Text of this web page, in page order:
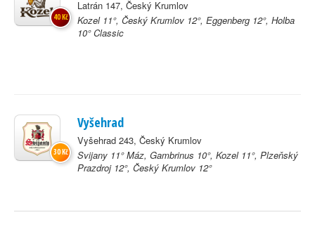
Latrán 147, Český Krumlov
Kozel 11°, Český Krumlov 12°, Eggenberg 12°, Holba
10° Classic
40 Kč
Vyšehrad
Vyšehrad 243, Český Krumlov
Svijany 11° Máz, Gambrinus 10°, Kozel 11°, Plzeňský
Prazdroj 12°, Český Krumlov 12°
30 Kč